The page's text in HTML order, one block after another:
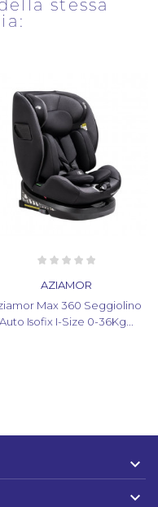
stessa
AZIAMOR
Max 360 Seggiolino
Auto Isofix I-Size 0-36Kg...

